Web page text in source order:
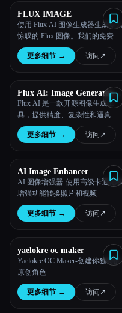
FLUX IMAGE
使用 Flux AI 图像生成器生成令
惊叹的 Flux 图像。我们的免费在
线 Flux 图像生成器使用先进的人
工智能来创建独特的 Flux 艺术。
更多细节 → 访问 ↗︎
Flux AI: Image Generator
With Flux.1
Flux AI 是一款开源图像生成工
具，提供精度、复杂性和逼真
度，并提供各种模型选项，以满
足不同的创作需求。
更多细节 → 访问 ↗︎
AI Image Enhancer
AI 图像增强器-使用高级卡通化
增强功能转换照片和视频
更多细节 → 访问 ↗︎
yaelokre oc maker
Yaelokre OC Maker-创建你独特的
原创角色
更多细节 → 访问 ↗︎